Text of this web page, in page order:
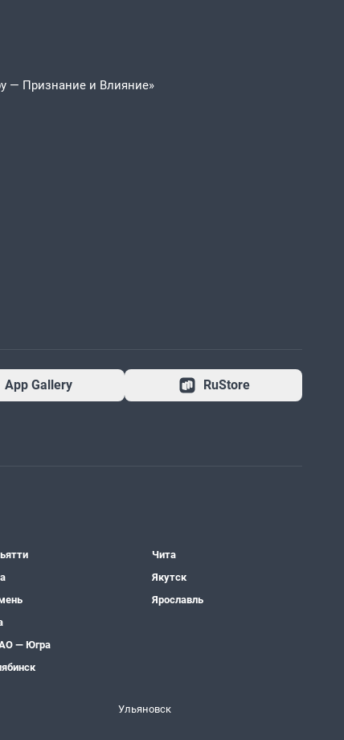
— Признание и Влияние»
App Gallery RuStore
— Югра
Чита
Якутск
Ярославль
Ульяновск